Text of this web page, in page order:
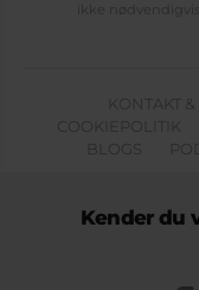
ikke
KONTAKT
COOKIEPOLITIK
BLOGS
Kender du